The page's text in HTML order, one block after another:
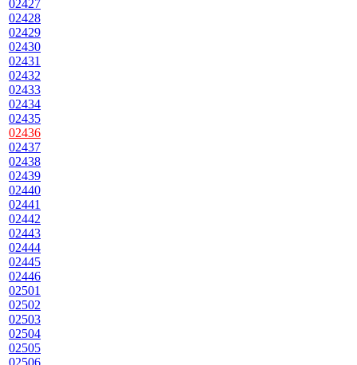
02427
02428
02429
02430
02431
02432
02433
02434
02435
02436
02437
02438
02439
02440
02441
02442
02443
02444
02445
02446
02501
02502
02503
02504
02505
02506